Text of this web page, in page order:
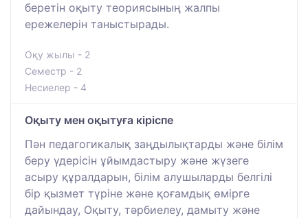
беретін оқыту теориясының жалпы
ережелерін таныстырады.
Оқу жылы - 2
Семестр - 2
Несиелер - 4
Оқыту мен оқытуға кіріспе
Пән педагогикалық заңдылықтарды және білім
беру үдерісін ұйымдастыру және жүзеге
асыру құралдарын, білім алушыларды белгілі
бір қызмет түріне және қоғамдық өмірге
дайындау, Оқыту, тәрбиелеу, дамыту және